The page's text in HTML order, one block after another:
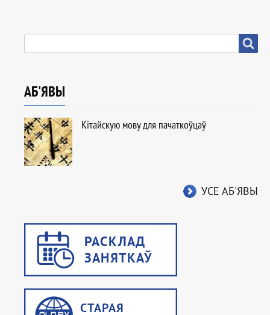
АБ'ЯВЫ
Кітайскую мову для пачаткоўцаў
УСЕ АБ'ЯВЫ